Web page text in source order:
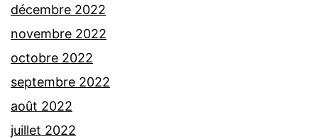
décembre 2022
novembre 2022
octobre 2022
septembre 2022
août 2022
juillet 2022